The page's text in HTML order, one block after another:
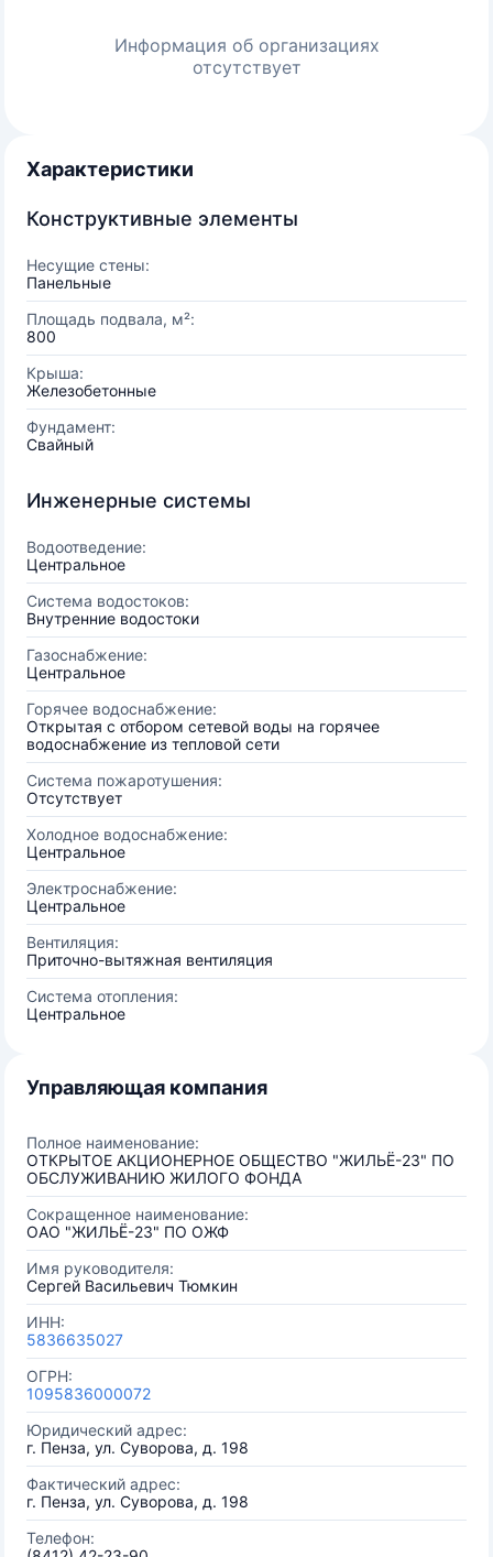
Информация об организациях
отсутствует
Характеристики
Конструктивные элементы
Несущие стены:
Панельные
Площадь подвала, м²:
800
Крыша:
Железобетонные
Фундамент:
Свайный
Инженерные системы
Водоотведение:
Центральное
Система водостоков:
Внутренние водостоки
Газоснабжение:
Центральное
Горячее водоснабжение:
Открытая с отбором сетевой воды на горячее
водоснабжение из тепловой сети
Система пожаротушения:
Отсутствует
Холодное водоснабжение:
Центральное
Электроснабжение:
Центральное
Вентиляция:
Приточно-вытяжная вентиляция
Система отопления:
Центральное
Управляющая компания
Полное наименование:
ОТКРЫТОЕ АКЦИОНЕРНОЕ ОБЩЕСТВО "ЖИЛЬЁ-23" ПО
ОБСЛУЖИВАНИЮ ЖИЛОГО ФОНДА
Сокращенное наименование:
ОАО "ЖИЛЬЁ-23" ПО ОЖФ
Имя руководителя:
Сергей Васильевич Тюмкин
ИНН:
5836635027
ОГРН:
1095836000072
Юридический адрес:
г. Пенза, ул. Суворова, д. 198
Фактический адрес:
г. Пенза, ул. Суворова, д. 198
Телефон: